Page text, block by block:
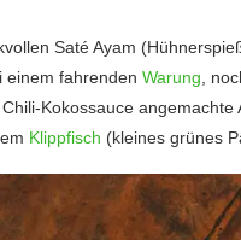
Saté Ayam
einem fahrenden Warung,
Kokossauce
Klippfisch (kleines grünes